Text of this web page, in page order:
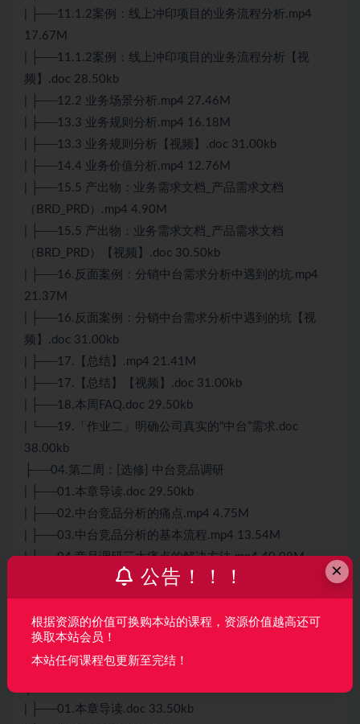
| ├──11.1.2案例：线上冲印项目的业务流程分析.mp4
17.67M
| ├──11.1.2案例：线上冲印项目的业务流程分析【视
频】.doc 28.50kb
| ├──12.2 业务场景分析.mp4 27.46M
| ├──13.3 业务规则分析.mp4 16.18M
| ├──13.3 业务规则分析【视频】.doc 31.00kb
| ├──14.4 业务价值分析.mp4 12.76M
| ├──15.5 产出物：业务需求文档_产品需求文档
（BRD_PRD）.mp4 4.90M
| ├──15.5 产出物：业务需求文档_产品需求文档
（BRD_PRD）【视频】.doc 30.50kb
| ├──16.反面案例：分销中台需求分析中遇到的坑.mp4
21.37M
| ├──16.反面案例：分销中台需求分析中遇到的坑【视
频】.doc 31.00kb
| ├──17.【总结】.mp4 21.41M
| ├──17.【总结】【视频】.doc 31.00kb
| ├──18.本周FAQ.doc 29.50kb
| └──19.「作业二」明确公司真实的“中台”需求.doc
38.00kb
├──04.第二周：[选修] 中台竞品调研
| ├──01.本章导读.doc 29.50kb
| ├──02.中台竞品分析的痛点.mp4 4.75M
| ├──03.中台竞品分析的基本流程.mp4 13.54M
| ├──04.竞品调研三大痛点的解决方法.mp4 40.08M
| ├──04.竞品调研三大痛点的解决方法【视频】.doc
104.50kb
| ├──05.案例一：阿里账号体系调研.mp4 38.96M
| └──06.案例二：平安金管家代理人端功能学习.mp4
20.92M
| ├──01.本章导读.doc 33.50kb
×
公告！！！
根据资源的价值可换购本站的课程，资源价值越高还可
换取本站会员！
本站任何课程包更新至完结！